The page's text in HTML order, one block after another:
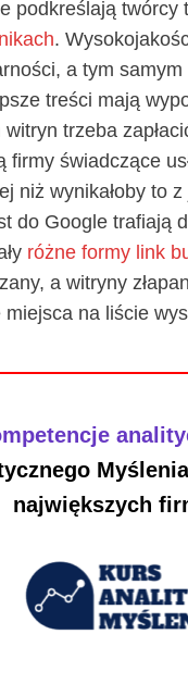
podkreślają
.
a tym
treści mają
trzeba
firmy świadczące
niż wynikałoby to
do Google trafiają
różne formy link
a witryny
miejsca na liście
największych